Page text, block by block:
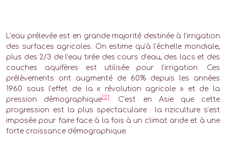
L’eau prélevée est en grande majorité destinée à l’irrigation
des surfaces agricoles. On estime qu’à l’échelle mondiale,
plus des 2/3 de l’eau tirée des cours d’eau, des lacs et des
couches aquifères est utilisée pour l’irrigation. Ces
prélèvements ont augmenté de 60% depuis les années
1960 sous l’effet de la « révolution agricole » et de la
pression démographique [2] . C’est en Asie que cette
progression est la plus spectaculaire : la riziculture s’est
imposée pour faire face à la fois à un climat aride et à une
forte croissance démographique.